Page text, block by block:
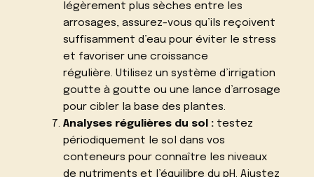
légèrement plus sèches entre les
arrosages, assurez-vous qu’ils reçoivent
suffisamment d’eau pour éviter le stress
et favoriser une croissance
régulière. Utilisez un système d’irrigation
goutte à goutte ou une lance d’arrosage
pour cibler la base des plantes.
Analyses régulières du sol :testez
périodiquement le sol dans vos
conteneurs pour connaître les niveaux
de nutriments et l’équilibre du pH. Ajustez